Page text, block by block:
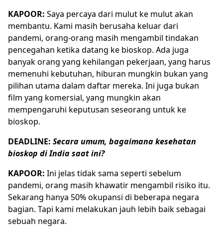
KAPOOR: Saya percaya dari mulut ke mulut akan
membantu. Kami masih berusaha keluar dari
pandemi, orang-orang masih mengambil tindakan
pencegahan ketika datang ke bioskop. Ada juga
banyak orang yang kehilangan pekerjaan, yang harus
memenuhi kebutuhan, hiburan mungkin bukan yang
pilihan utama dalam daftar mereka. Ini juga bukan
film yang komersial, yang mungkin akan
mempengaruhi keputusan seseorang untuk ke
bioskop.
DEADLINE: Secara umum, bagaimana kesehatan
bioskop di India saat ini?
KAPOOR: Ini jelas tidak sama seperti sebelum
pandemi, orang masih khawatir mengambil risiko itu.
Sekarang hanya 50% okupansi di beberapa negara
bagian. Tapi kami melakukan jauh lebih baik sebagai
sebuah negara.